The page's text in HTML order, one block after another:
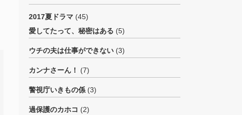
2017夏ドラマ (45)
愛してたって、秘密はある (5)
ウチの夫は仕事ができない (3)
カンナさーん！ (7)
警視庁いきもの係 (3)
過保護のカホコ (2)